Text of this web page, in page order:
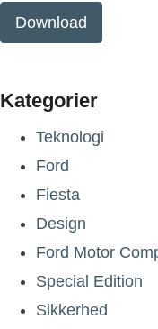
Download
Kategorier
Teknologi
Ford
Fiesta
Design
Ford Motor
Special Edition
Sikkerhed